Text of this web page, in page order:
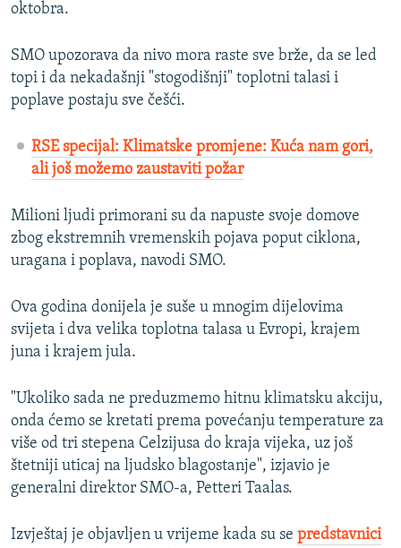
oktobra.
SMO upozorava da nivo mora raste sve brže, da se led
topi i da nekadašnji "stogodišnji" toplotni talasi i
poplave postaju sve češći.
RSE specijal: Klimatske promjene: Kuća nam gori,
ali još možemo zaustaviti požar
Milioni ljudi primorani su da napuste svoje domove
zbog ekstremnih vremenskih pojava poput ciklona,
uragana i poplava, navodi SMO.
Ova godina donijela je suše u mnogim dijelovima
svijeta i dva velika toplotna talasa u Evropi, krajem
juna i krajem jula.
"Ukoliko sada ne preduzmemo hitnu klimatsku akciju,
onda ćemo se kretati prema povećanju temperature za
više od tri stepena Celzijusa do kraja vijeka, uz još
štetniji uticaj na ljudsko blagostanje", izjavio je
generalni direktor SMO-a, Petteri Taalas.
Izvještaj je objavljen u vrijeme kada su se predstavnici